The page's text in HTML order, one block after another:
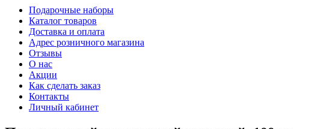
Подарочные наборы
Каталог товаров
Доставка и оплата
Адрес розничного магазина
Отзывы
О нас
Акции
Как сделать заказ
Контакты
Личный кабинет